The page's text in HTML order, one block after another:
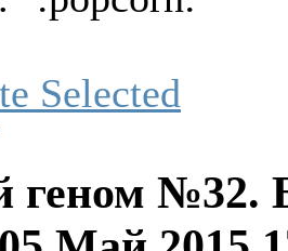
геном №32.